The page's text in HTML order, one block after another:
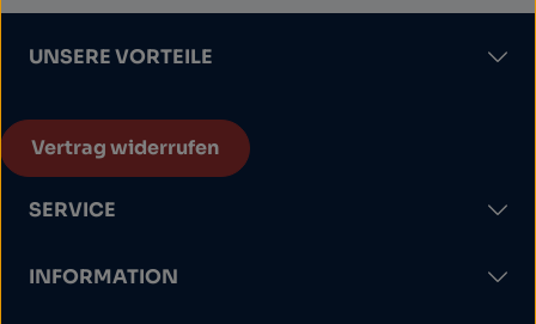
UNSERE VORTEILE
Vertrag widerrufen
SERVICE
INFORMATION